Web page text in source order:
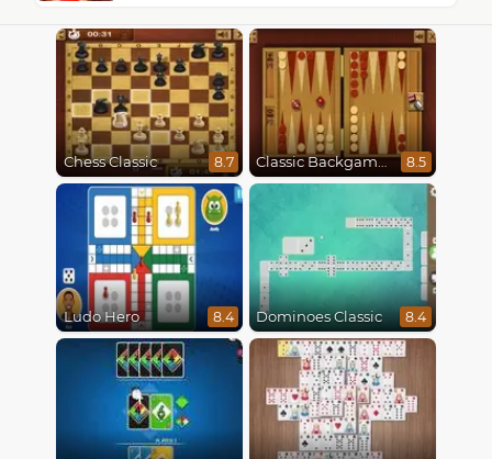
Chess Classic 8.7 Classic Backgammon 8.5
Ludo Hero 8.4 Dominoes Classic 8.4